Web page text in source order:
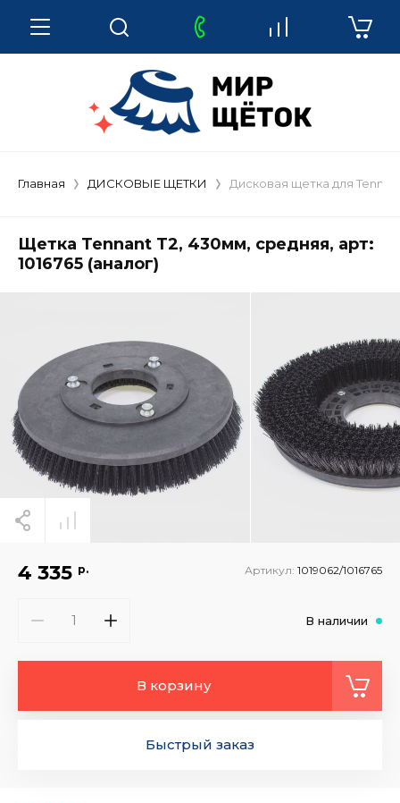
Главная ДИСКОВЫЕ ЩЕТКИ Дисковая щетка для
Щетка Tennant T2, 430мм, средняя, арт:
1016765 (аналог)
4 335 р. Артикул: 1019062/1016765
В наличии
В корзину
Быстрый заказ